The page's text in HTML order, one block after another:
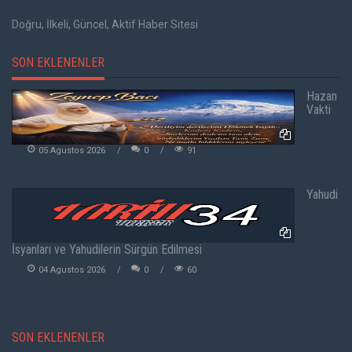
Doğru, İlkeli, Güncel, Aktif Haber Sitesi
SON EKLENENLER
Hazan
Vakti
05 Agustos 2026 0 91
Yahudi
İsyanları ve Yahudilerin Sürgün Edilmesi
04 Agustos 2026 0 60
SON EKLENENLER